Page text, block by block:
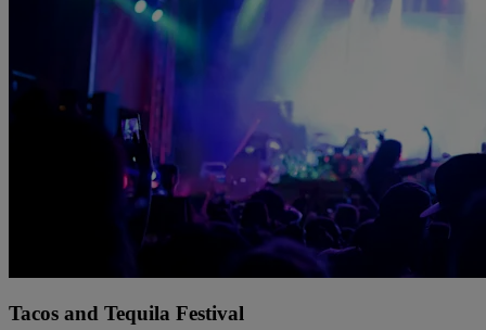
Tacos and Tequila Festival